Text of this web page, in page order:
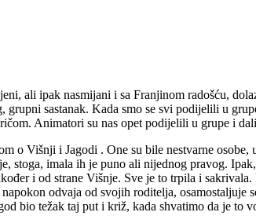
ali ipak nasmijani i sa Franjinom radošću,
grupni sastanak. Kada smo se svi podijelili u
Animatori su nas opet podijelili u grupe i
o Višnji i Jagodi . One su bile nestvarne
stoga, imala ih je puno ali nijednog pravog.
i od strane Višnje. Sve je to trpila i
odvaja od svojih roditelja, osamostaljuje
bio težak taj put i križ, kada shvatimo da je to